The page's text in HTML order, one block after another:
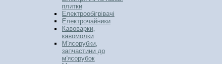
плитки
Електрообігрівачі
Електрочайники
Кавоварки,
кавомолки
М'ясорубки,
запчастини до
м'ясорубок